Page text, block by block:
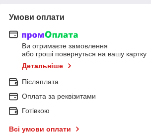
Умови оплати
Ви отримаєте замовлення
або гроші повернуться на вашу картку
Детальніше
Післяплата
Оплата за реквізитами
Готівкою
Всі умови оплати